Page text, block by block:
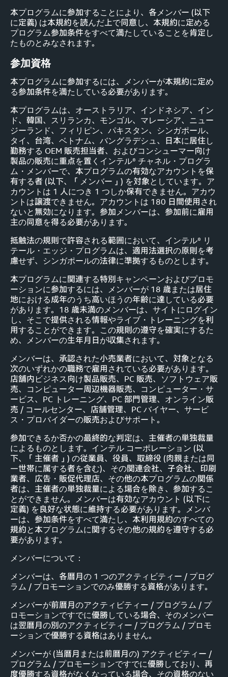
本プログラムに参加することにより、各メンバー (以下
に定義) は本規約を読んだ上で同意し、本規約に定める
プログラム参加条件をすべて満たしていることを肯定し
たものとみなされます。
参加資格
本プログラムに参加するには、メンバーが本規約に定め
る参加条件を満たしている必要があります。
本プログラムは、オーストラリア、インドネシア、イン
ド、韓国、スリランカ、モンゴル、マレーシア、ニュー
ジーランド、フィリピン、パキスタン、シンガポール、
タイ、台湾、ベトナム、バングラデシュ、日本に居住し
勤務する OEM 販売担当者、およびコンシューマー向け
製品の販売に重点を置くインテル® チャネル・プログラ
ム・メンバーで、本プログラムの有効なアカウントを保
有する者 (以下、「メンバー」) を対象としています。ア
カウントは 1 人につき 1 つしか保有できません。アカウ
ントは譲渡できません。アカウントは 180 日間使用され
ないと無効になります。参加メンバーは、参加前に雇用
主の同意を得る必要があります。
抵触法の規則で許容される範囲において、インテル® リ
テール・エッジ・プログラムは、適用法選択の原則を考
慮せず、シンガポールの法律に準拠するものとします。
本プログラムに関連する特別キャンペーンおよびプロモ
ーションに参加するには、メンバーが 18 歳または居住
地における成年のうち高いほうの年齢に達している必要
があります。18 歳未満のメンバーは、サイトにログイン
し、そこで提供される情報やライブ・トレーニングを利
用することができます。この規則の遵守を確実にするた
め、メンバーの生年月日が収集されます。
メンバーは、承認された小売業者において、対象となる
次のいずれかの職務で雇用されている必要があります。
店舗内ビジネス向け製品販売、PC 販売、ソフトウェア販
売、コンピューター周辺機器販売、コンピューター・サ
ービス、PC トレーニング、PC 部門管理、オンライン販
売 / コールセンター、店舗管理、PC バイヤー、サービ
ス・プロバイダーの販売およびサポート。
参加できるか否かの最終的な判定は、主催者の単独裁量
によるものとします。インテル コーポレーション (以
下、「主催者」) の従業員、役員、取締役 (肉親または同
一世帯に属する者を含む)、その関連会社、子会社、印刷
業者、広告・販促代理店、その他の本プログラムの関係
者は、主催者の単独裁量による場合を除き、参加するこ
とができません。メンバーは有効なアカウント (以下に
定義) を良好な状態に維持する必要があります。メンバ
ーは、参加条件をすべて満たし、本利用規約のすべての
規約と本プログラムに関するその他の規約を遵守する必
要があります。
メンバーについて：
メンバーは、各暦月の 1 つのアクティビティー / プログ
ラム / プロモーションでのみ優勝する資格があります。
メンバーが前暦月のアクティビティー / プログラム / プ
ロモーションですでに優勝している場合、そのメンバー
は翌暦月の別のアクティビティー / プログラム / プロモ
ーションで優勝する資格はありません。
メンバーが (当暦月または前暦月の) アクティビティー /
プログラム / プロモーションですでに優勝しており、再
度優勝する資格がなくなっている場合、その資格のない